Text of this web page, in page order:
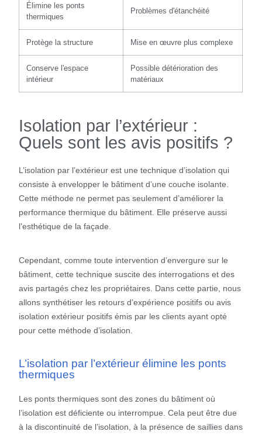
Élimine les ponts
thermiques
Problèmes d'étanchéité
Protège la structure Mise en œuvre plus complexe
Conserve l'espace
intérieur
Possible détérioration des
matériaux
Isolation par l’extérieur :
Quels sont les avis positifs ?
L’isolation par l’extérieur est une technique d’isolation qui
consiste à envelopper le bâtiment d’une couche isolante.
Cette méthode ne permet pas seulement d’améliorer la
performance thermique du bâtiment. Elle préserve aussi
l’esthétique de la façade.
Cependant, comme toute intervention d’envergure sur le
bâtiment, cette technique suscite des interrogations et des
avis partagés chez les propriétaires. Dans cette partie, nous
allons synthétiser les retours d’expérience positifs ou avis
isolation extérieur positifs émis par les clients ayant opté
pour cette méthode d’isolation.
L’isolation par l’extérieur élimine les ponts
thermiques
Les ponts thermiques sont des zones du bâtiment où
l’isolation est déficiente ou interrompue. Cela peut être due
à la discontinuité de l’isolation, à la présence de saillies dans